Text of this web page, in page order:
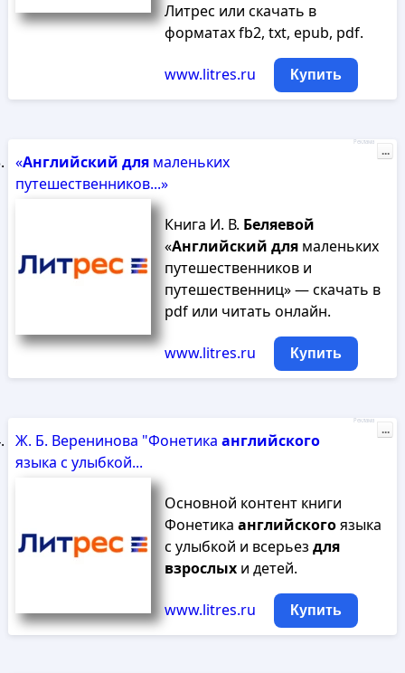
Литрес или скачать в
форматах fb2, txt, epub, pdf.
www.litres.ru Купить
«Английский длямаленьких
путешественников...»
Книга И. В. Беляевой
«Английский длямаленьких
путешественников и
путешественниц» — скачать в
pdf или читать онлайн.
www.litres.ru Купить
Реклама
...
Ж. Б. Веренинова "Фонетика английского
языка с улыбкой...
Основной контент книги
Фонетика английскогоязыка
с улыбкой и всерьез для
взрослыхи детей.
www.litres.ru Купить
Реклама
...